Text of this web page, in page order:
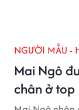
NGƯỜI MẪU -
Mai Ngô
chân ở top